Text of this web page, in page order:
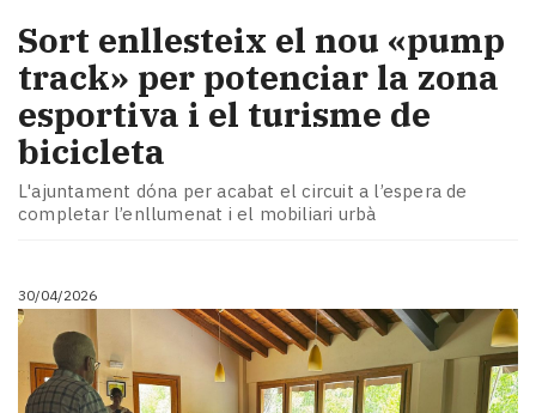
Sort enllesteix el nou «pump
track» per potenciar la zona
esportiva i el turisme de
bicicleta
L'ajuntament dóna per acabat el circuit a l’espera de
completar l’enllumenat i el mobiliari urbà
30/04/2026